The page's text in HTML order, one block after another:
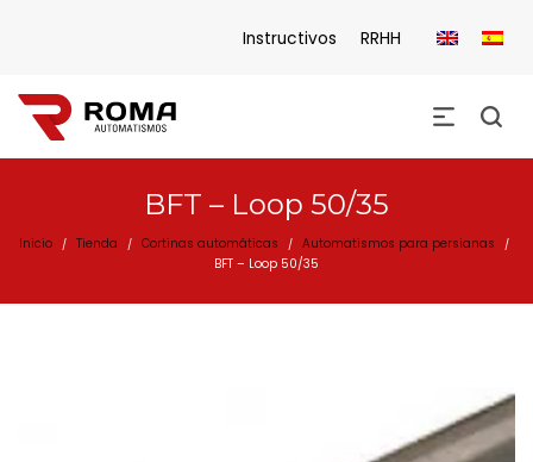
Instructivos RRHH
BFT – Loop 50/35
Inicio / Tienda / Cortinas automáticas / Automatismos para persianas /
BFT – Loop 50/35